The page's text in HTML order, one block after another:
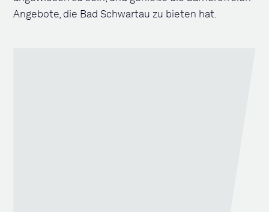
Angebote, die Bad Schwartau zu bieten hat.